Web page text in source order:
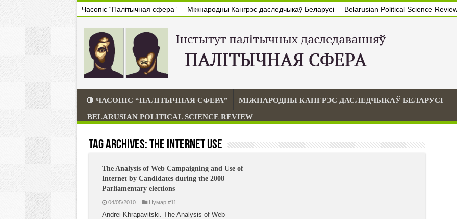
Часопіс “Палітычная сфера” Міжнародны Кангрэс даследчыкаў Беларусі Belarusian Political Science
ЧАСОПІС “ПАЛІТЫЧНАЯ СФЕРА”
МІЖНАРОДНЫ КАНГРЭС ДАСЛЕДЧЫКАЎ БЕЛАРУСІ
BELARUSIAN POLITICAL SCIENCE REVIEW
Tag Archives:the Internet use
The Analysis of Web Campaigning and Use of
Internet by Candidates during the 2008
Parliamentary elections
04/05/2010 Нумар #11
Andrei Khrapavitski. The Analysis of Web